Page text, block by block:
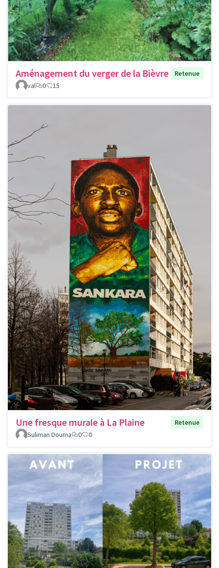
Aménagement du verger de la Bièvre
Retenue
val
0 15
Une fresque murale à La Plaine
Retenue
Suliman Douma
0 0